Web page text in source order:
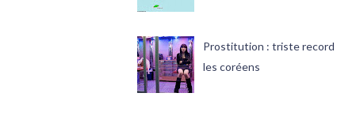
Prostitution : triste record
les coréens